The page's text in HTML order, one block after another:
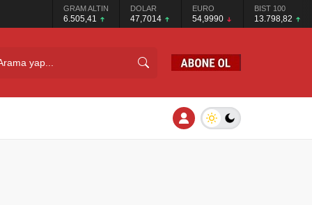
GRAM ALTIN
6.505,41
DOLAR
47,7014
EURO
54,9990
BIST 100
13.798,82